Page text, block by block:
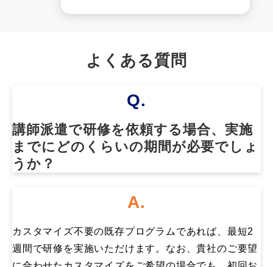
よくある質問
Q.
講師派遣で研修を依頼する場合、実施
までにどのくらいの期間が必要でしょ
うか？
A.
カスタマイズ不要の既存プログラムであれば、最短2
週間で研修を実施いただけます。なお、貴社のご要望